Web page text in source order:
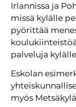
Irlannissa ja
missä kylälle
pyörittää
palveluja
Eskolan
myös